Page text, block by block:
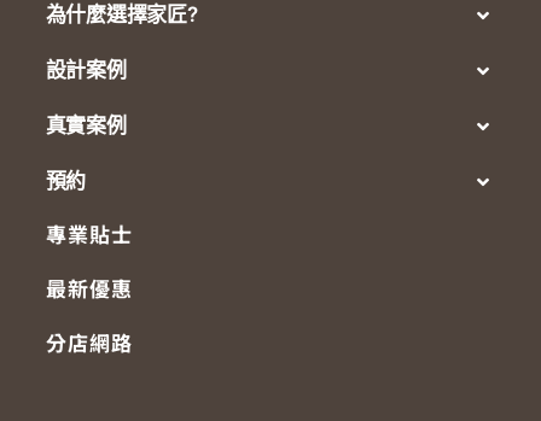
為什麼選擇家匠?
設計案例
真實案例
預約
專業貼士
最新優惠
分店網路